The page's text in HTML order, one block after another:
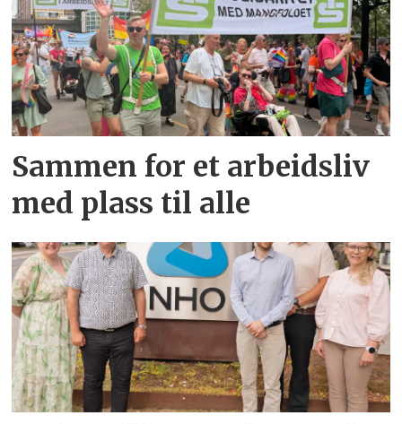
Sammen for et arbeidsliv
med plass til alle